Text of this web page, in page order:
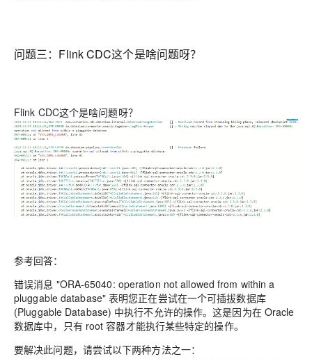
问题三：Flink CDC这个是啥问题呀？
Flink CDC这个是啥问题呀？
参考回答：
错误消息 "ORA-65040: operation not allowed from within a
pluggable database" 表明您正在尝试在一个可插拔数据库
(Pluggable Database) 中执行不允许的操作。这是因为在 Oracle
数据库中，只有 root 容器才能执行某些特定的操作。
要解决此问题，请尝试以下两种方法之一：